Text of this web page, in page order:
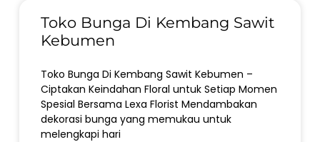
Toko Bunga Di Kembang Sawit
Kebumen
Toko Bunga Di Kembang Sawit Kebumen –
Ciptakan Keindahan Floral untuk Setiap Momen
Spesial Bersama Lexa Florist Mendambakan
dekorasi bunga yang memukau untuk
melengkapi hari